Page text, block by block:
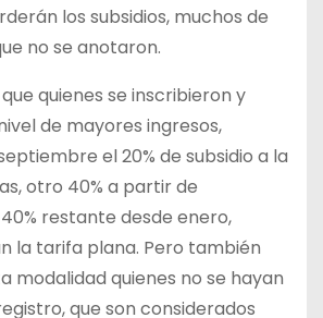
los subsidios, muchos de
no se anotaron.
quienes se inscribieron y
de mayores ingresos,
el 20% de subsidio a la
otro 40% a partir de
restante desde enero,
la tarifa plana. Pero también
modalidad quienes no se hayan
que son considerados